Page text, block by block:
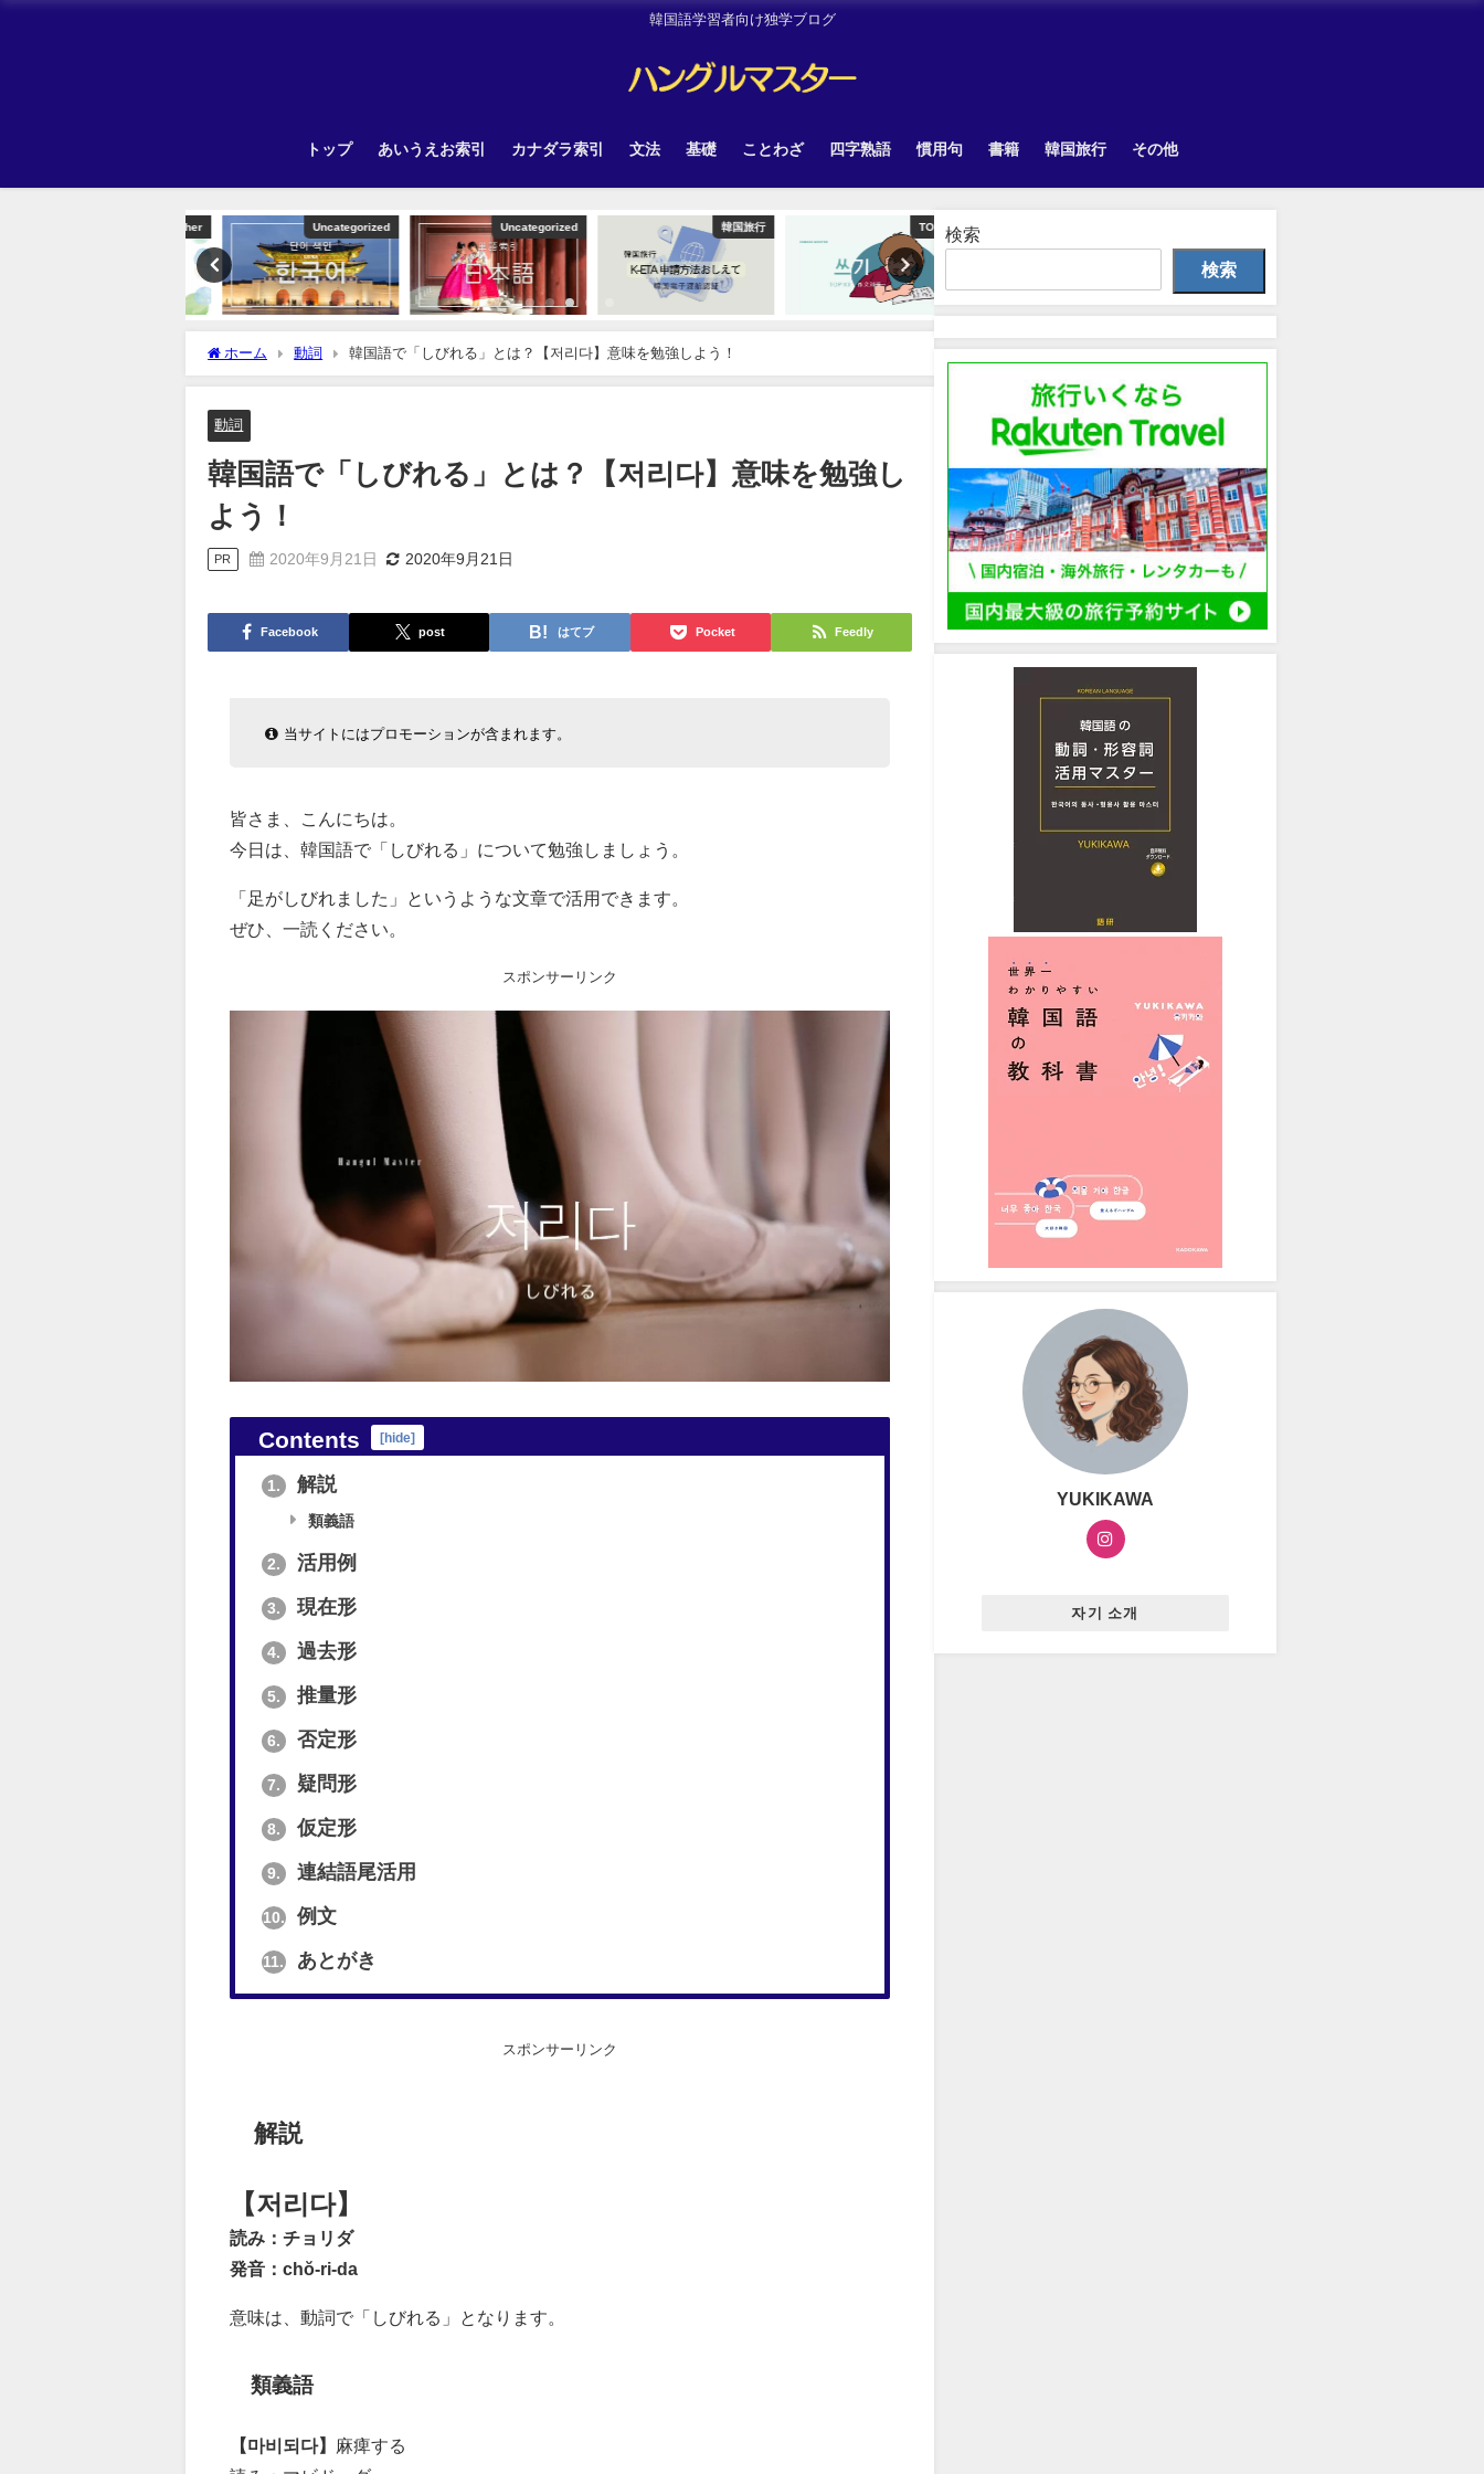
韓国語学習者向け独学ブログ
トップ あいうえお索引 カナダラ索引 文法 基礎 ことわざ 四字熟語 慣用句 書籍 韓国旅行 その他
Uncategorized Uncategorized 韓国旅行 TOPIK
ホーム 動詞 韓国語で「しびれる」とは？【저리다】意味を勉強しよう！
動詞
韓国語で「しびれる」とは？【저리다】意味を勉強し
よう！
PR 2020年9月21日 2020年9月21日
Facebook post はてブ Pocket Feedly
当サイトにはプロモーションが含まれます。
皆さま、こんにちは。
今日は、韓国語で「しびれる」について勉強しましょう。
「足がしびれました」というような文章で活用できます。
ぜひ、一読ください。
スポンサーリンク
Contents [hide]
1. 解説
類義語
2. 活用例
3. 現在形
4. 過去形
5. 推量形
6. 否定形
7. 疑問形
8. 仮定形
9. 連結語尾活用
10. 例文
11. あとがき
スポンサーリンク
解説
【저리다】
読み：チョリダ
発音：chŏ-ri-da
意味は、動詞で「しびれる」となります。
類義語
【마비되다】 麻痺する
検索
検索
YUKIKAWA
자기 소개